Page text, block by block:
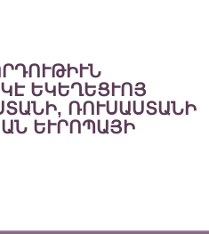
ԵԿԵՂԵՑՒՈՅ
ՌՈՒՍԱՍՏԱՆԻ
ԵՒՐՈՊԱՅԻ